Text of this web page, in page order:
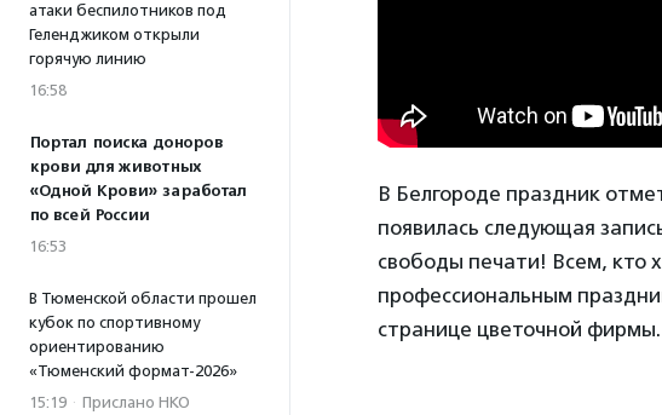
атаки беспилотников под
Геленджиком открыли
горячую линию
16:58
Портал поиска доноров
крови для животных
«Одной Крови» заработал
по всей России
16:53
В Тюменской области прошел
кубок по спортивному
ориентированию
«Тюменский формат-2026»
15:19 · Прислано НКО
В Белгороде праздник
появилась следующая
свободы печати! Всем, кто
профессиональным
странице цветочной